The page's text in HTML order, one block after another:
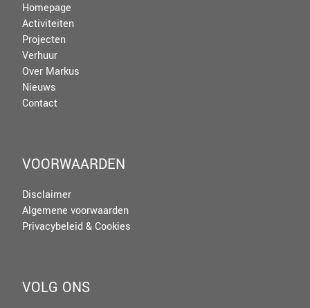
Homepage
Activiteiten
Projecten
Verhuur
Over Markus
Nieuws
Contact
VOORWAARDEN
Disclaimer
Algemene voorwaarden
Privacybeleid & Cookies
VOLG ONS